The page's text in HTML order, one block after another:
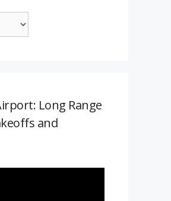
Long Range
and